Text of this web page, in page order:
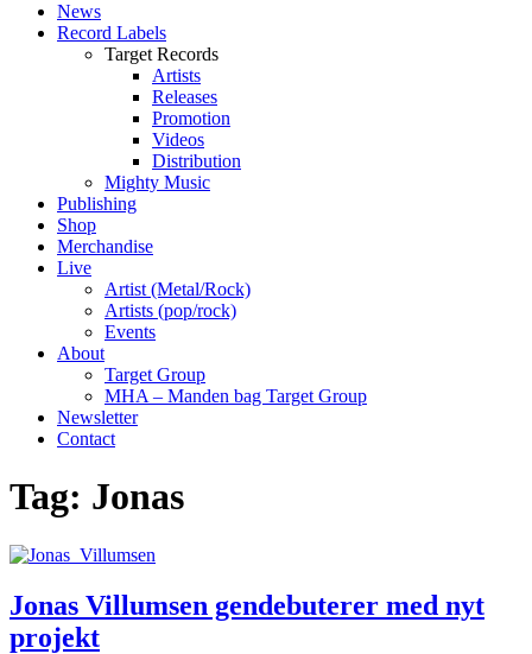
News
Record Labels
Target Records
Artists
Releases
Promotion
Videos
Distribution
Mighty Music
Publishing
Shop
Merchandise
Live
Artist (Metal/Rock)
Artists (pop/rock)
Events
About
Target Group
MHA – Manden bag Target Group
Newsletter
Contact
Tag: Jonas
Jonas Villumsen gendebuterer med nyt
projekt